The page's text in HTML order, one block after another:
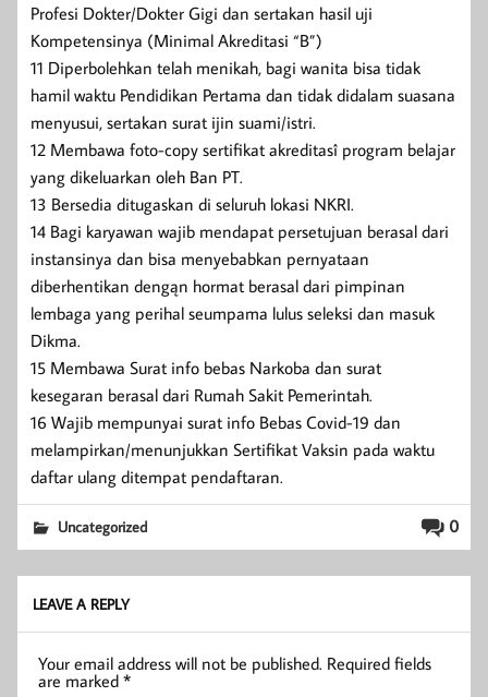
Profesi Dokter/Dokter Gigi dan sertakan hasil uji
Kompetensinya (Minimal Akreditasi “B”)
11 Diperbolehkan telah menikah, bagi wanita bisa tidak
hamil waktu Pendidikan Pertama dan tidak didalam suasana
menyusui, sertakan surat ijin suami/istri.
12 Membawa foto-copy sertifikat akreditasî program belajar
yang dikeluarkan oleh Ban PT.
13 Bersedia ditugaskan di seluruh lokasi NKRI.
14 Bagi karyawan wajib mendapat persetujuan berasal dari
instansinya dan bisa menyebabkan pernyataan
diberhentikan dengąn hormat berasal dari pimpinan
lembaga yang perihal seumpama lulus seleksi dan masuk
Dikma.
15 Membawa Surat info bebas Narkoba dan surat
kesegaran berasal dari Rumah Sakit Pemerintah.
16 Wajib mempunyai surat info Bebas Covid-19 dan
melampirkan/menunjukkan Sertifikat Vaksin pada waktu
daftar ulang ditempat pendaftaran.
0
Uncategorized
LEAVE A REPLY
Your email address will not be published. Required fields
are marked*